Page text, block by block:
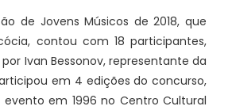
de Jovens Músicos de 2018, que
contou com 18 participantes,
Ivan Bessonov, representante da
em 4 edições do concurso,
em 1996 no Centro Cultural